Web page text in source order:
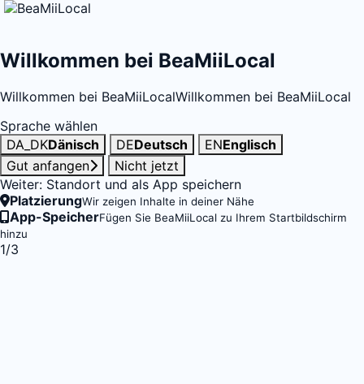
Willkommen bei BeaMiiLocal
Willkommen bei BeaMiiLocalWillkommen bei BeaMiiLocal
Sprache wählen
DA_DKDänisch DEDeutsch ENEnglisch
Gut anfangen
Nicht jetzt
Weiter: Standort und als App speichern
PlatzierungWir zeigen Inhalte in deiner Nähe
App-SpeicherFügen Sie BeaMiiLocal zu Ihrem Startbildschirm
hinzu
1/3